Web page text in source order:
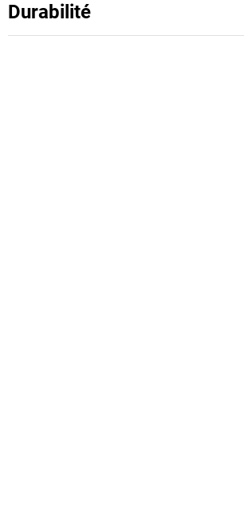
Durabilité